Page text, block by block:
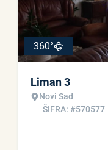
360°
Liman 3
Novi Sad
ŠIFRA: #570577